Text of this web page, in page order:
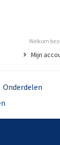
Welkom
Mijn
Onderdelen